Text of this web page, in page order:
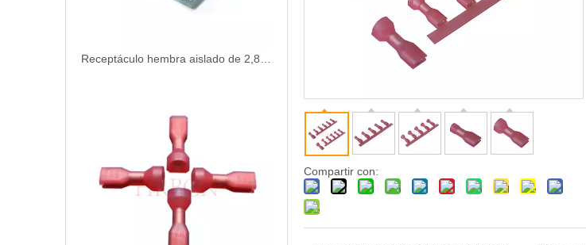
Compartir con: